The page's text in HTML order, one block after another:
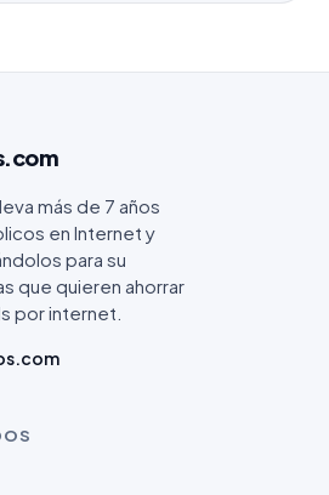
.com
más de 7 años
en Internet y
para su
que quieren ahorrar
por internet.